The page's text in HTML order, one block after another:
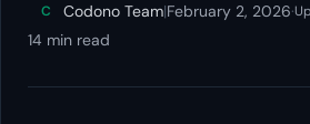
C Codono Team|February 2, 2026·
14 min read